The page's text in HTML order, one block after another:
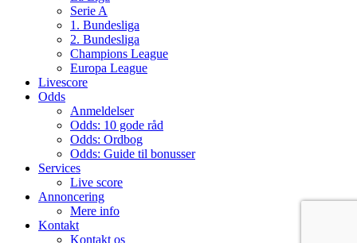
Serie A
1. Bundesliga
2. Bundesliga
Champions League
Europa League
Livescore
Odds
Anmeldelser
Odds: 10 gode råd
Odds: Ordbog
Odds: Guide til bonusser
Services
Live score
Annoncering
Mere info
Kontakt
Kontakt os